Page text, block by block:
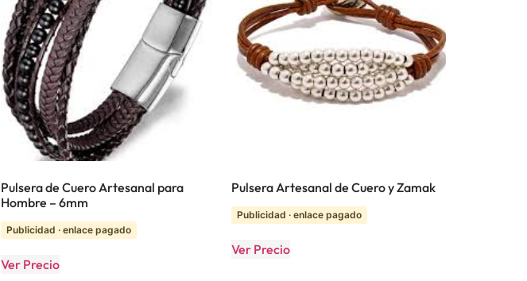
Pulsera de Cuero Artesanal para
Hombre – 6mm
Publicidad · enlace pagado
Ver Precio
Pulsera Artesanal de Cuero y Zamak
Publicidad · enlace pagado
Ver Precio